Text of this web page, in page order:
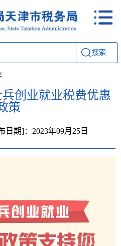
搜索
创业就业税费优惠
策
日期]：2023年09月25日